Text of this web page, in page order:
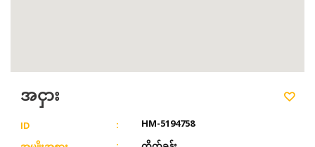
အငှား
ID HM-5194758